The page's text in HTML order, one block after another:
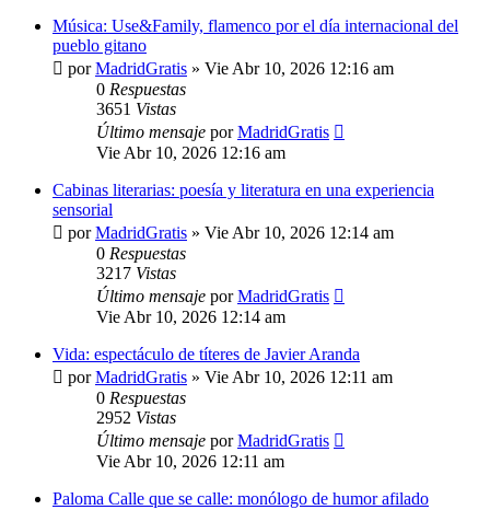
Música: Use&Family, flamenco por el día internacional del
pueblo gitano
porMadridGratis » Vie Abr 10, 2026 12:16 am
0 Respuestas
3651 Vistas
Último mensaje porMadridGratis
Vie Abr 10, 2026 12:16 am
Cabinas literarias: poesía y literatura en una experiencia
sensorial
porMadridGratis » Vie Abr 10, 2026 12:14 am
0 Respuestas
3217 Vistas
Último mensaje porMadridGratis
Vie Abr 10, 2026 12:14 am
Vida: espectáculo de títeres de Javier Aranda
porMadridGratis » Vie Abr 10, 2026 12:11 am
0 Respuestas
2952 Vistas
Último mensaje porMadridGratis
Vie Abr 10, 2026 12:11 am
Paloma Calle que se calle: monólogo de humor afilado